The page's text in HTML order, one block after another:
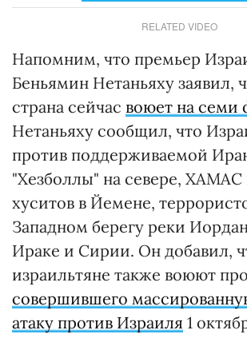
RELATED VIDEO
Напомним, что премьер
Беньямин Нетаньяху заявил,
страна сейчас воюет на семи
Нетаньяху сообщил, что
против поддерживаемой
"Хезболлы" на севере, ХАМАС
хуситов в Йемене,
Западном берегу реки
Ираке и Сирии. Он добавил,
израильтяне также воюют
совершившего
атаку против Израиля 1